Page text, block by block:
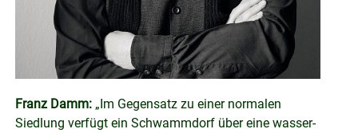
Franz Damm: „Im Gegensatz zu einer normalen
Siedlung verfügt ein Schwammdorf über eine wasser-